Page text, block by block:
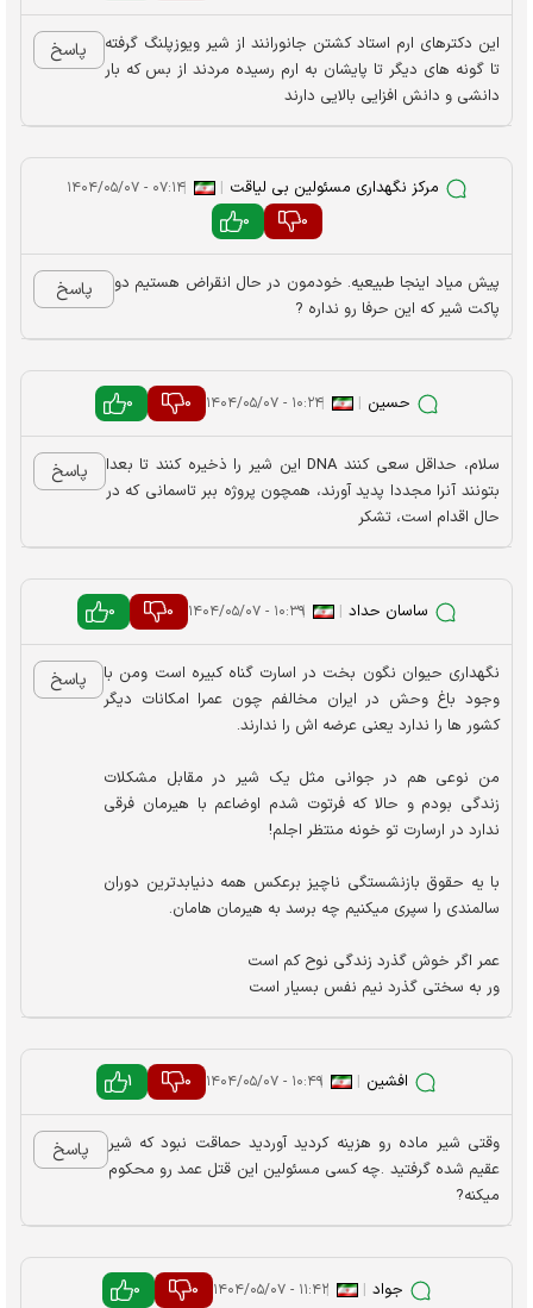
این دکترهای ارم استاد کشتن جانورانند از شیر ویوزپلنگ گرفته
تا گونه های دیگر تا پایشان به ارم رسیده مردند از بس که بار
دانشی و دانش افزایی بالایی دارند
پاسخ
مرکز نگهداری مسئولین بی لیاقت |
|۰۷:۱۴ - ۱۴۰۴/۰۵/۰۷
0
0
پیش میاد اینجا طبیعیه. خودمون در حال انقراض هستیم دو
پاکت شیر که این حرفا رو نداره ?
پاسخ
حسین |
|۱۰:۲۴ - ۱۴۰۴/۰۵/۰۷ 0
0
سلام، حداقل سعی کنند DNA این شیر را ذخیره کنند تا بعدا
بتونند آنرا مجددا پدید آورند، همچون پروژه ببر تاسمانی که در
حال اقدام است، تشکر
پاسخ
ساسان حداد |
|۱۰:۳۹ - ۱۴۰۴/۰۵/۰۷ 0
0
نگهداری حیوان نگون بخت در اسارت گناه کبیره است ومن با
وجود باغ وحش در ایران مخالفم چون عمرا امکانات دیگر
کشور ها را ندارد یعنی عرضه اش را ندارند.
من نوعی هم در جوانی مثل یک شیر در مقابل مشکلات
زندگی بودم و حالا که فرتوت شدم اوضاعم با هیرمان فرقی
ندارد در ارسارت تو خونه منتظر اجلم!
با یه حقوق بازنشستگی ناچیز برعکس همه دنیابدترین دوران
سالمندی را سپری میکنیم چه برسد به هیرمان هامان.
عمر اگر خوش گذرد زندگی نوح کم است
ور به سختی گذرد نیم نفس بسیار است
پاسخ
افشین |
|۱۰:۴۹ - ۱۴۰۴/۰۵/۰۷ 0
1
وقتی شیر ماده رو هزینه کردید آوردید حماقت نبود که شیر
عقیم شده گرفتید .چه کسی مسئولین این قتل عمد رو محکوم
میکنه?
پاسخ
جواد |
|۱۱:۴۲ - ۱۴۰۴/۰۵/۰۷ 0
0